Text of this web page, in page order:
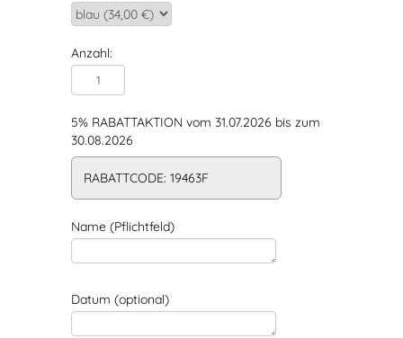
Anzahl:
5% RABATTAKTION vom 31.07.2026 bis zum
30.08.2026
RABATTCODE: 19463F
Name (Pflichtfeld)
Datum (optional)